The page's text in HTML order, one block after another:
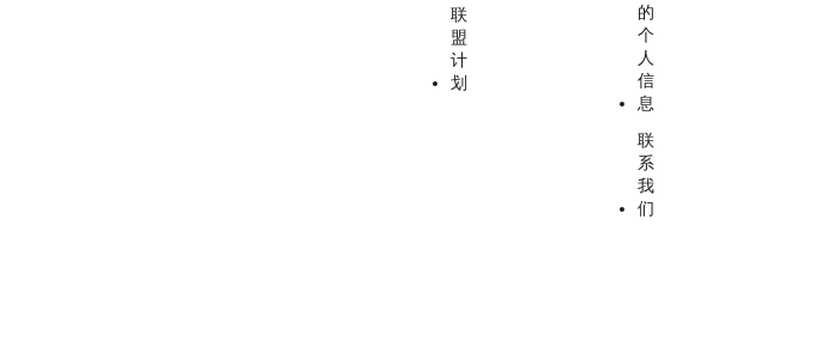
联
盟
计
划
的
个
人
信
息
联
系
我
们